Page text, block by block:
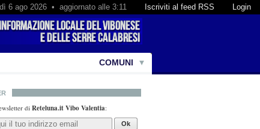
Login
Iscriviti al feed RSS
6 ago 2026 • aggiornato alle 3:11
COMUNI
diReteluna.it Vibo Valentia:
Ok